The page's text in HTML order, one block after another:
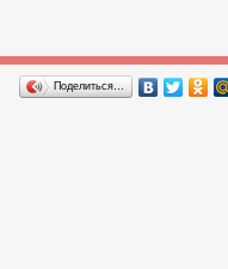
Поделиться…